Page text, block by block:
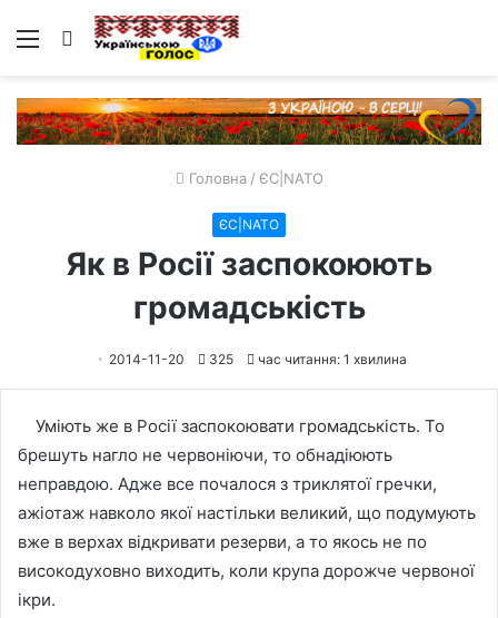
Меню Пошук
Головна / ЄС|NATO
ЄС|NATO
Як в Росії заспокоюють
громадськість
2014-11-20 325 час читання: 1 хвилина
Уміють же в Росії заспокоювати громадськість. То
брешуть нагло не червоніючи, то обнадіюють
неправдою. Адже все почалося з триклятої гречки,
ажіотаж навколо якої настільки великий, що подумують
вже в верхах відкривати резерви, а то якось не по
високодуховно виходить, коли крупа дорожче червоної
ікри.